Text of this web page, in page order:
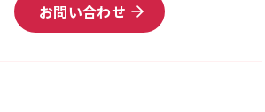
お問い合わせ